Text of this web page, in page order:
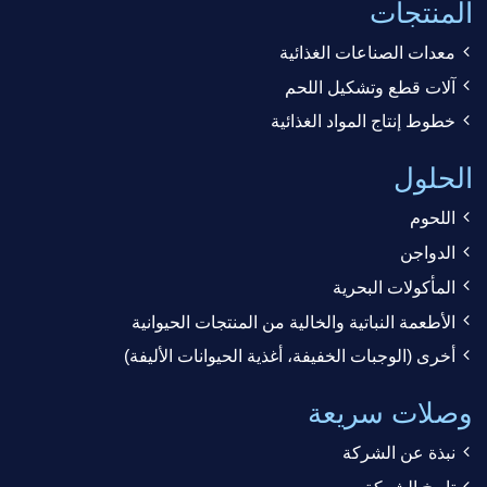
المنتجات
معدات الصناعات الغذائية
آلات قطع وتشكيل اللحم
خطوط إنتاج المواد الغذائية
الحلول
اللحوم
الدواجن
المأكولات البحرية
الأطعمة النباتية والخالية من المنتجات الحيوانية
أخرى (الوجبات الخفيفة، أغذية الحيوانات الأليفة)
وصلات سريعة
نبذة عن الشركة